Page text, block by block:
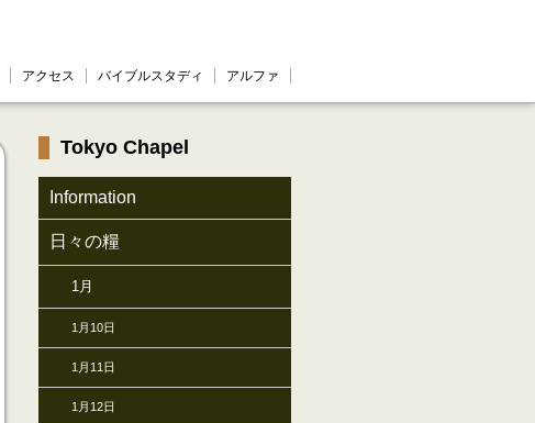
アクセス バイブルスタディ アルファ
Tokyo Chapel
Information
日々の糧
1月
1月10日
1月11日
1月12日